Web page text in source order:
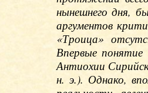
нынешнего дня,
аргументов
«Троица»
Впервые
Антиохии
н. э.). Однако,